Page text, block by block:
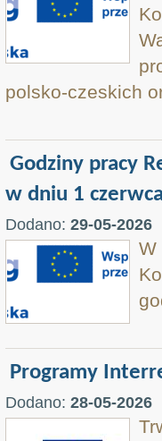
polsko-czeskich
Godziny pracy
w dniu 1
Dodano: 29-05-2026
W
Programy
Dodano: 28-05-2026